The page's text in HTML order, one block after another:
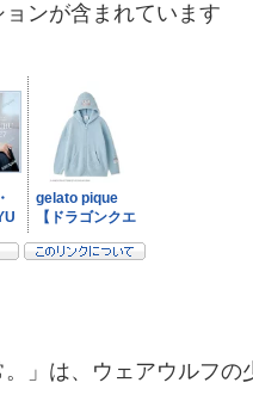
ンが含まれています
。」は、ウェアウルフ